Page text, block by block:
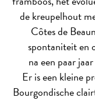
de kreupelhout
Côtes de
spontaniteit en
na een paar
Er is een kleine
Bourgondische